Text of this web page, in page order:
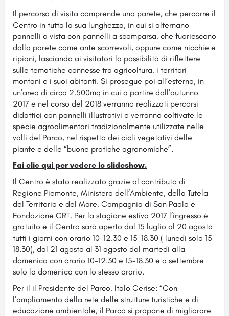
Il percorso di visita comprende una parete, che percorre il
Centro in tutta la sua lunghezza, in cui si alternano
pannelli a vista con pannelli a scomparsa, che fuoriescono
dalla parete come ante scorrevoli, oppure come nicchie e
ripiani, lasciando ai visitatori la possibilità di riflettere
sulle tematiche connesse tra agricoltura, i territori
montani e i suoi abitanti. Si prosegue poi all’esterno, in
un’area di circa 2.500mq in cui a partire dall’autunno
2017 e nel corso del 2018 verranno realizzati percorsi
didattici con pannelli illustrativi e verranno coltivate le
specie agroalimentari tradizionalmente utilizzate nelle
valli del Parco, nel rispetto dei cicli vegetativi delle
piante e delle “buone pratiche agronomiche”.
Fai clic qui per vedere lo slideshow.
Il Centro è stato realizzato grazie al contributo di
Regione Piemonte, Ministero dell’Ambiente, della Tutela
del Territorio e del Mare, Compagnia di San Paolo e
Fondazione CRT. Per la stagione estiva 2017 l’ingresso è
gratuito e il Centro sarà aperto dal 15 luglio al 20 agosto
tutti i giorni con orario 10-12.30 e 15-18.30 ( lunedì solo 15-
18.30), dal 21 agosto al 31 agosto dal martedì alla
domenica con orario 10-12.30 e 15-18.30 e a settembre
solo la domenica con lo stesso orario.
Per il il Presidente del Parco, Italo Cerise: “Con
l’ampliamento della rete delle strutture turistiche e di
educazione ambientale, il Parco si propone di migliorare